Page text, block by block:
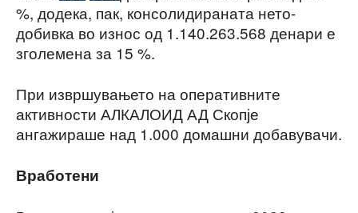
%, додека, пак, консолидираната нето-
добивка во износ од 1.140.263.568 денари е
зголемена за 15 %.
При извршувањето на оперативните
активности АЛКАЛОИД АД Скопје
ангажираше над 1.000 домашни добавувачи.
Вработени